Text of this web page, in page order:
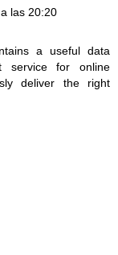
las 20:20
a useful data
service for online
deliver the right